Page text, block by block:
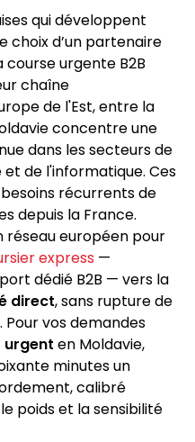
qui développent
choix d’un partenaire
course urgente B2B
chaîne
de l'Est, entre la
concentre une
dans les secteurs de
de l'informatique. Ces
récurrents de
depuis la France.
réseau européen pour
express —
dédié B2B — vers la
direct, sans rupture de
vos demandes
en Moldavie,
minutes un
calibré
poids et la sensibilité